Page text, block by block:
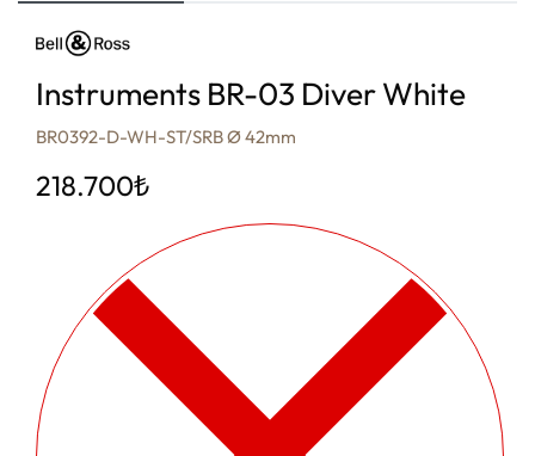
Instruments BR-03 Diver White
BR0392-D-WH-ST/SRB Ø 42mm
218.700₺